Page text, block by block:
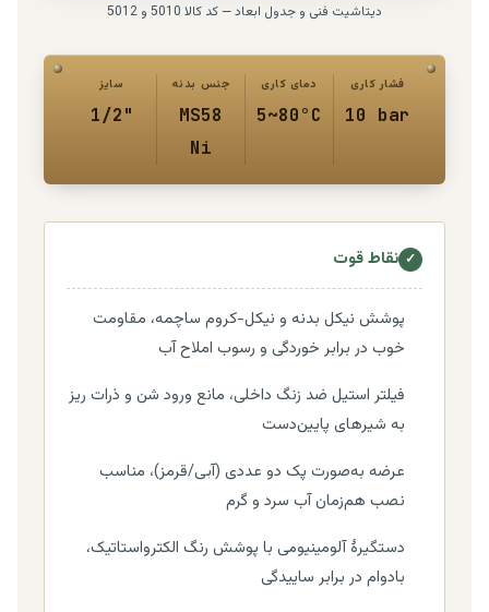
دیتاشیت فنی و جدول ابعاد — کد کالا 5010 و 5012
فشار کاری
10 bar
دمای کاری
5~80°C
جنس بدنه
MS58
Ni
سایز
1/2"
✓ نقاط قوت
پوشش نیکل بدنه و نیکل-کروم ساچمه، مقاومت
خوب در برابر خوردگی و رسوب املاح آب
فیلتر استیل ضد زنگ داخلی، مانع ورود شن و ذرات ریز
به شیرهای پایین‌دست
عرضه به‌صورت پک دو عددی (آبی/قرمز)، مناسب
نصب هم‌زمان آب سرد و گرم
دستگیرهٔ آلومینیومی با پوشش رنگ الکترواستاتیک،
بادوام در برابر ساییدگی